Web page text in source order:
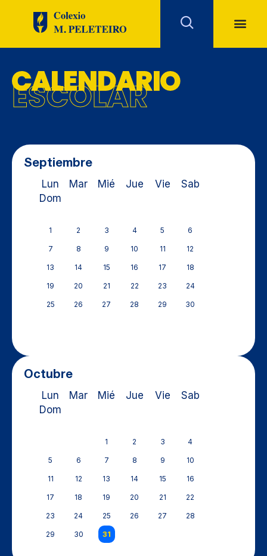
CALENDARIO
ESCOLAR
Septiembre
Lun Mar Mié Jue Vie
Sab
Dom
1 2 3 4 5 6
7 8 9 10 11 12
13 14 15 16 17 18
19 20 21 22 23 24
25 26 27 28 29 30
Octubre
Lun Mar Mié Jue Vie
Sab
Dom
1 2 3 4
5 6 7 8 9 10
11 12 13 14 15 16
17 18 19 20 21 22
23 24 25 26 27 28
29 30 31